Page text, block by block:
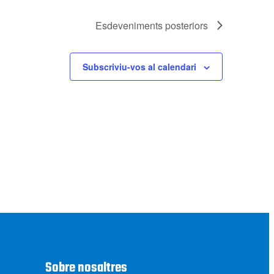
Esdeveniments posteriors
Subscriviu-vos al calendari
Sobre nosaltres